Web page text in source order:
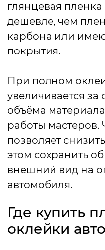
глянцевая
дешевле, чем
карбона или
покрытия.
При полном
увеличивается за
объёма
работы мастеров.
позволяет
этом сохранить
внешний вид на
автомобиля.
Где купить
оклейки авто